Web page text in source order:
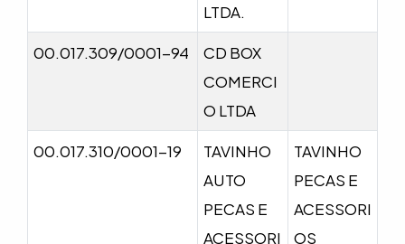
LTDA.
00.017.309/0001-94
CD BOX
COMERCI
O LTDA
00.017.310/0001-19
TAVINHO
AUTO
PECAS E
ACESSORI
TAVINHO
PECAS E
ACESSORI
OS